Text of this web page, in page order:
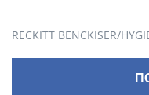
RECKITT BENCKISER/